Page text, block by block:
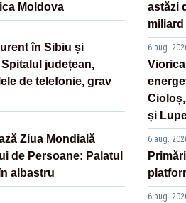
Moldova
în Sibiu și
județean,
de telefonie, grav
Ziua Mondială
de Persoane: Palatul
albastru
astăzi
6 aug.
și
6 aug.
6 aug.